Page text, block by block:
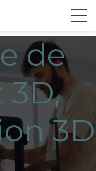
de
3D,
3D